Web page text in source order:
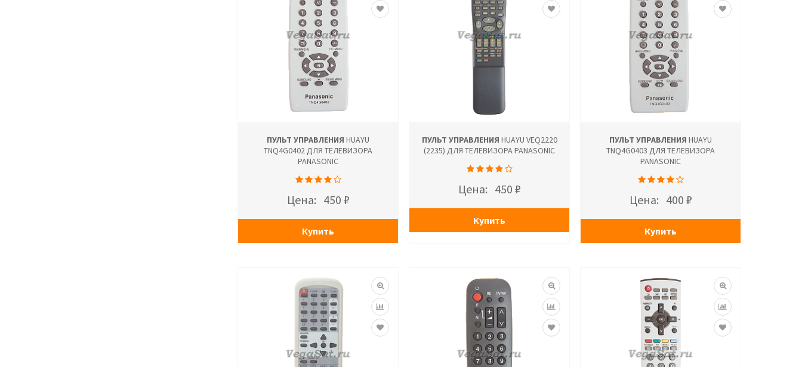
ПУЛЬТ УПРАВЛЕНИЯ HUAYU
TNQ4G0402 ДЛЯ ТЕЛЕВИЗОРА
PANASONIC
Цена: 450 ₽
Купить
ПУЛЬТ УПРАВЛЕНИЯ HUAYU VEQ2220
(2235) ДЛЯ ТЕЛЕВИЗОРА PANASONIC
Цена: 450 ₽
Купить
ПУЛЬТ УПРАВЛЕНИЯ HUAYU
TNQ4G0403 ДЛЯ ТЕЛЕВИЗОРА
PANASONIC
Цена: 400 ₽
Купить